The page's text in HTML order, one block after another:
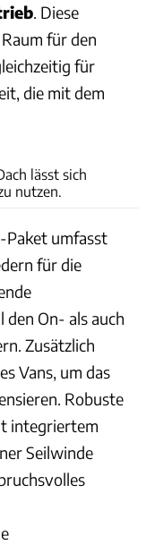
. Diese
für den
für
die mit dem
lässt sich
nutzen.
Paket umfasst
für die
On- als auch
Zusätzlich
Vans, um das
Robuste
integriertem
Seilwinde